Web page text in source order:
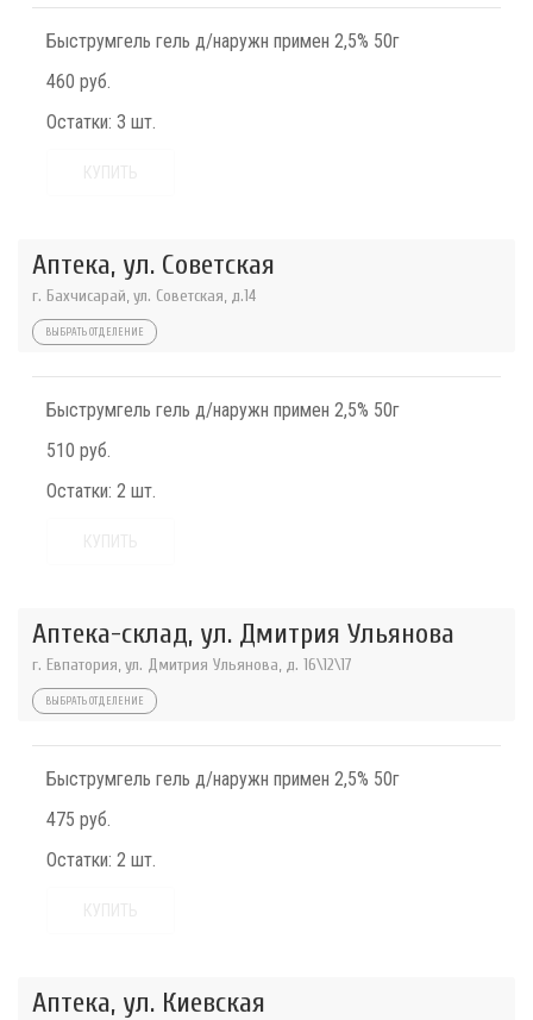
Быструмгель гель д/наружн примен 2,5% 50г
460 руб.
Остатки: 3 шт.
Аптека, ул. Советская
г. Бахчисарай, ул. Советская, д.14
ВЫБРАТЬ ОТДЕЛЕНИЕ
Быструмгель гель д/наружн примен 2,5% 50г
510 руб.
Остатки: 2 шт.
Аптека-склад, ул. Дмитрия Ульянова
г. Евпатория, ул. Дмитрия Ульянова, д. 16\12\17
ВЫБРАТЬ ОТДЕЛЕНИЕ
Быструмгель гель д/наружн примен 2,5% 50г
475 руб.
Остатки: 2 шт.
Аптека, ул. Киевская